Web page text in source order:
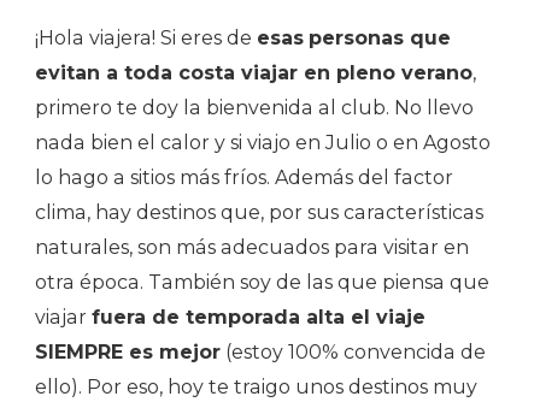
¡Hola viajera! Si eres de esas personas que
evitan a toda costa viajar en pleno verano,
primero te doy la bienvenida al club. No llevo
nada bien el calor y si viajo en Julio o en Agosto
lo hago a sitios más fríos. Además del factor
clima, hay destinos que, por sus características
naturales, son más adecuados para visitar en
otra época. También soy de las que piensa que
viajar fuera de temporada alta el viaje
SIEMPRE es mejor (estoy 100% convencida de
ello). Por eso, hoy te traigo unos destinos muy